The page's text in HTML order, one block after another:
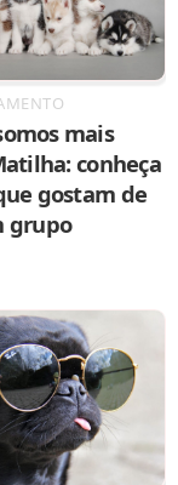
mais
conheça
gostam de
grupo